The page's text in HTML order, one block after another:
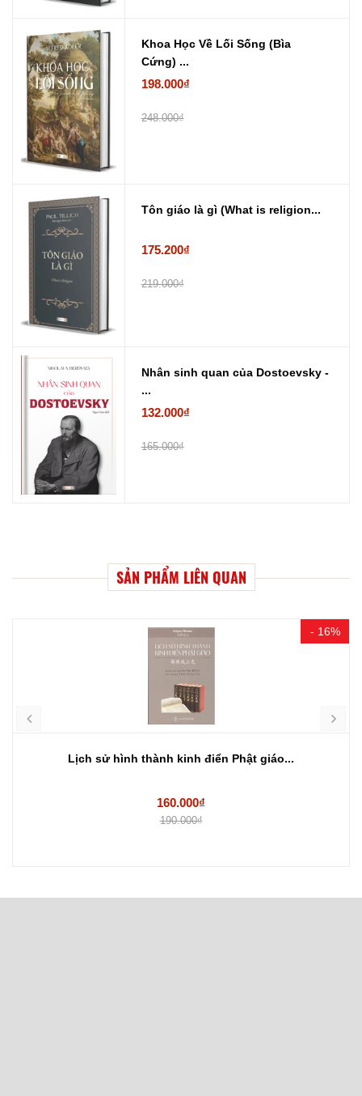
Khoa Học Về Lối Sống (Bìa
Cứng) ...
198.000₫
248.000₫
Tôn giáo là gì (What is religion...
175.200₫
219.000₫
Nhân sinh quan của Dostoevsky -
...
132.000₫
165.000₫
SẢN PHẨM LIÊN QUAN
- 16%
Lịch sử hình thành kinh điển Phật giáo...
160.000₫
190.000₫